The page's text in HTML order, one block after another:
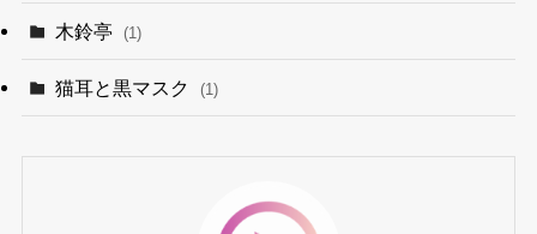
木鈴亭 (1)
猫耳と黒マスク (1)